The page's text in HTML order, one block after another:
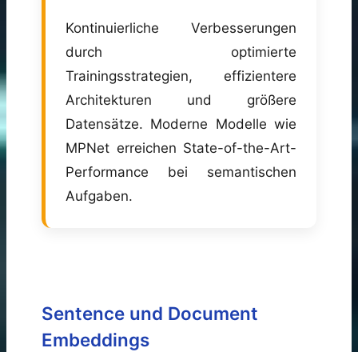
Kontinuierliche Verbesserungen
durch optimierte
Trainingsstrategien, effizientere
Architekturen und größere
Datensätze. Moderne Modelle wie
MPNet erreichen State-of-the-Art-
Performance bei semantischen
Aufgaben.
Sentence und Document
Embeddings